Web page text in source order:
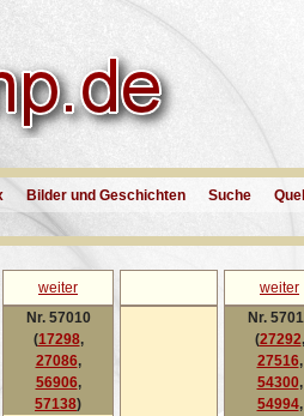
Bilder und Geschichten Suche
weiter weiter
Nr. 57010
(17298,
27086,
56906,
57138)
Nr.
(27292,
27516,
54300,
54994,